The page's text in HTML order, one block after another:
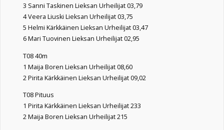
3 Sanni Taskinen Lieksan Urheilijat 03,79
4 Veera Liuski Lieksan Urheilijat 03,75
5 Helmi Kärkkäinen Lieksan Urheilijat 03,47
6 Mari Tuovinen Lieksan Urheilijat 02,95
T08 40m
1 Maija Boren Lieksan Urheilijat 08,60
2 Pirita Kärkkäinen Lieksan Urheilijat 09,02
T08 Pituus
1 Pirita Kärkkäinen Lieksan Urheilijat 233
2 Maija Boren Lieksan Urheilijat 215